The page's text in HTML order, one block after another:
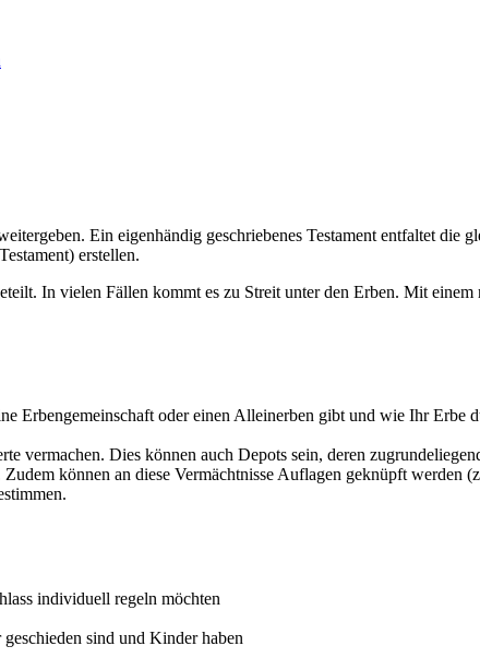
Ein eigenhändig geschriebenes Testament entfaltet die
erstellen.
In vielen Fällen kommt es zu Streit unter den Erben. Mit einem
Erbengemeinschaft oder einen Alleinerben gibt und wie Ihr Erbe
vermachen. Dies können auch Depots sein, deren
können an diese Vermächtnisse Auflagen geknüpft
individuell regeln möchten
sind und Kinder haben